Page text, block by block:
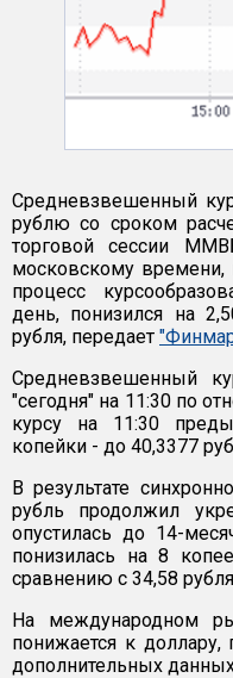
Средневзвешенный
рублю со сроком
торговой сессии
московскому времени,
процесс
день, понизился на
рубля, передает
Средневзвешенный
"сегодня" на 11:30 по
курсу на 11:30
копейки - до 40,3377
В результате
рубль продолжил
опустилась до 14-
понизилась на 8
сравнению с 34,58
На международном
понижается к
дополнительных